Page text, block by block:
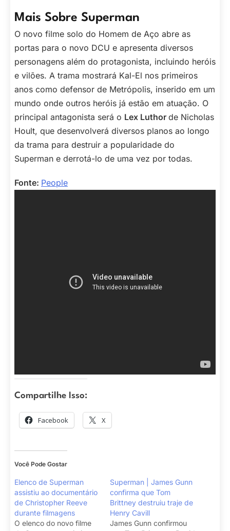
Mais Sobre Superman
O novo filme solo do Homem de Aço abre as
portas para o novo DCU e apresenta diversos
personagens além do protagonista, incluindo heróis
e vilões. A trama mostrará Kal-El nos primeiros
anos como defensor de Metrópolis, inserido em um
mundo onde outros heróis já estão em atuação. O
principal antagonista será o Lex Luthor de Nicholas
Hoult, que desenvolverá diversos planos ao longo
da trama para destruir a popularidade do
Superman e derrotá-lo de uma vez por todas.
Fonte: People
Compartilhe Isso:
Facebook X
Você Pode Gostar
Elenco de Superman
assistiu ao documentário
de Christopher Reeve
durante filmagens
O elenco do novo filme
Superman | James Gunn
confirma que Tom
Brittney destruiu traje de
Henry Cavill
James Gunn confirmou